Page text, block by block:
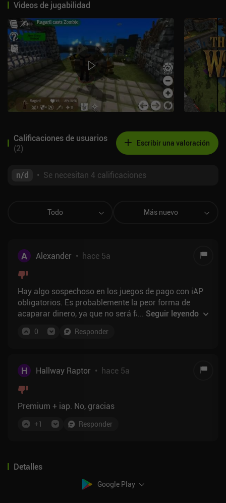
Videos de jugabilidad
Calificaciones de usuarios
(2) Escribir una valoración
n/d • Se necesitan 4 calificaciones
Todo Más nuevo
A Alexander • hace 5a
Hay algo sospechoso en los juegos de pago con iAP
obligatorios. Es probablemente la peor forma de
acaparar dinero, ya que no será fácil resistirse a
juego. De lo contrario, te sentirás como si hubieras
jugabilidad real. P.D. Creo que, en el mundo de los
juegos de PC/Consola, Ubisoft es famosa por hacer
este tipo de basura.
... Seguir leyendo
0 Responder
H Hallway Raptor • hace 5a
Premium + iap. No, gracias
+1 Responder
Detalles
Google Play